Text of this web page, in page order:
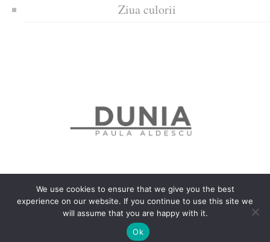
Ziua culorii
Politica de confidențialitate
Politică privind fișierele cookies
Copyrights © 2018 Dunia
We use cookies to ensure that we give you the best
experience on our website. If you continue to use this site we
will assume that you are happy with it.
Ok